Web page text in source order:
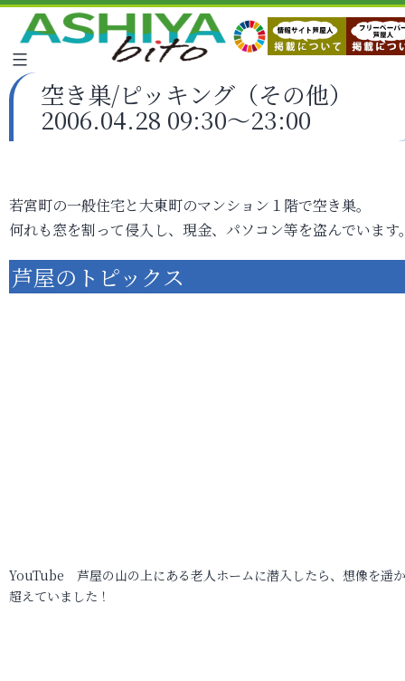
空き巣/ピッキング（その他）
2006.04.28 09:30～23:00
若宮町の一般住宅と大東町のマンション１階で空き巣。
何れも窓を割って侵入し、現金、パソコン等を盗んでいます
芦屋のトピックス
YouTube 芦屋の山の上にある老人ホームに潜入したら、想像を遥
超えていました！